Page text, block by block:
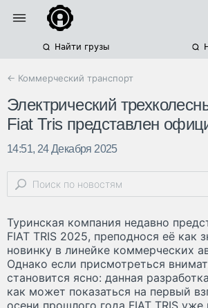
Найти грузы
← Коммерческий транспорт
Электрический
Fiat Tris представлен
14:51, 24 Декабря 2025
Туринская компания недавно
FIAT TRIS 2025, преподнося её как
новинку в линейке коммерческих
Однако если присмотреться
становится ясно: данная
как может показаться на первый